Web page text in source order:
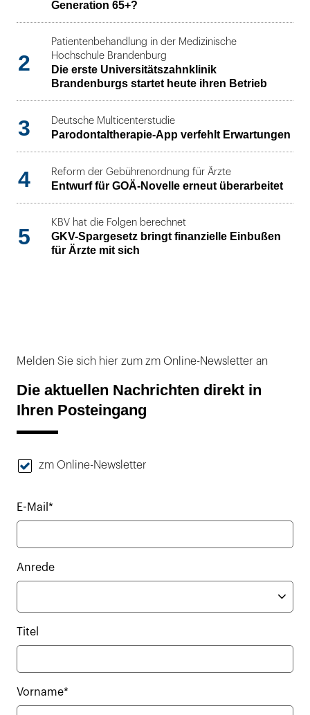
Generation 65+?
2
Patientenbehandlung in der Medizinische
Hochschule Brandenburg
Die erste Universitätszahnklinik
Brandenburgs startet heute ihren Betrieb
3 Deutsche Multicenterstudie
Parodontaltherapie-App verfehlt Erwartungen
4 Reform der Gebührenordnung für Ärzte
Entwurf für GOÄ-Novelle erneut überarbeitet
5
KBV hat die Folgen berechnet
GKV-Spargesetz bringt finanzielle Einbußen
für Ärzte mit sich
Melden Sie sich hier zum zm Online-Newsletter an
Die aktuellen Nachrichten direkt in
Ihren Posteingang
zm Online-Newsletter
E-Mail*
Anrede
Titel
Vorname*